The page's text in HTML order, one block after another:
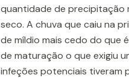
quantidade de precipitação
seco. A chuva que caiu na
de míldio mais cedo do que
de maturação o que exigiu
infeções potenciais tiveram